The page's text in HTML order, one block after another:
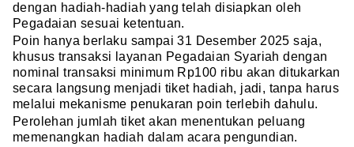
dengan hadiah-hadiah yang telah disiapkan oleh
Pegadaian sesuai ketentuan.
Poin hanya berlaku sampai 31 Desember 2025 saja,
khusus transaksi layanan Pegadaian Syariah dengan
nominal transaksi minimum Rp100 ribu akan ditukarkan
secara langsung menjadi tiket hadiah, jadi, tanpa harus
melalui mekanisme penukaran poin terlebih dahulu.
Perolehan jumlah tiket akan menentukan peluang
memenangkan hadiah dalam acara pengundian.